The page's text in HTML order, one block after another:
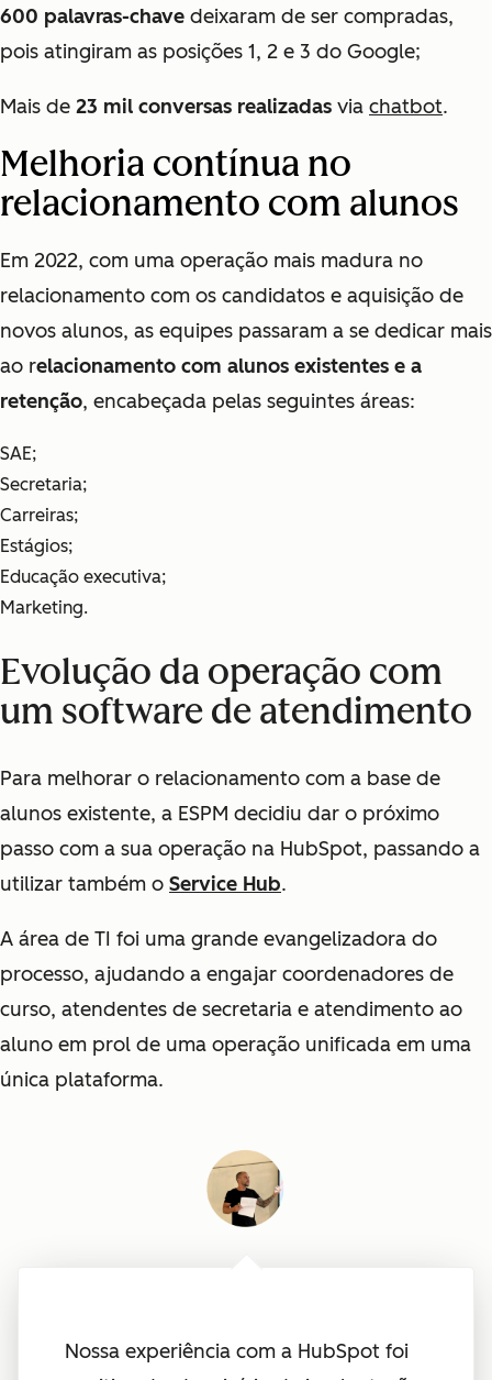
600 palavras-chave deixaram de ser compradas,
pois atingiram as posições 1, 2 e 3 do Google;
Mais de 23 mil conversas realizadas via chatbot.
Melhoria contínua no
relacionamento com alunos
Em 2022, com uma operação mais madura no
relacionamento com os candidatos e aquisição de
novos alunos, as equipes passaram a se dedicar mais
ao relacionamento com alunos existentes e a
retenção, encabeçada pelas seguintes áreas:
SAE;
Secretaria;
Carreiras;
Estágios;
Educação executiva;
Marketing.
Evolução da operação com
um software de atendimento
Para melhorar o relacionamento com a base de
alunos existente, a ESPM decidiu dar o próximo
passo com a sua operação na HubSpot, passando a
utilizar também o Service Hub.
A área de TI foi uma grande evangelizadora do
processo, ajudando a engajar coordenadores de
curso, atendentes de secretaria e atendimento ao
aluno em prol de uma operação unificada em uma
única plataforma.
Nossa experiência com a HubSpot foi